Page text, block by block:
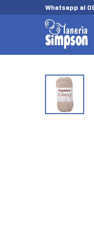
Whatsapp al